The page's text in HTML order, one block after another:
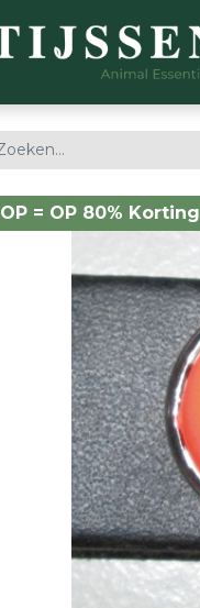
OP = OP 80% Korting